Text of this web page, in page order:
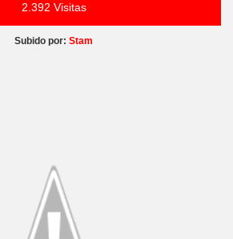
2.392 Visitas
Subido por: Stam